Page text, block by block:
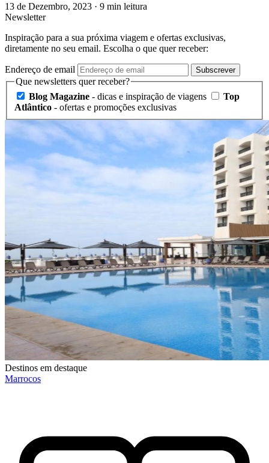
13 de Dezembro, 2023 · 9 min leitura
Newsletter
Inspiração para a sua próxima viagem e ofertas exclusivas,
diretamente no seu email. Escolha o que quer receber:
Endereço de email Subscrever
Que newsletters quer receber?
Blog Magazine - dicas e inspiração de viagens
Top
Atlântico - ofertas e promoções exclusivas
Destinos em destaque
Marrocos